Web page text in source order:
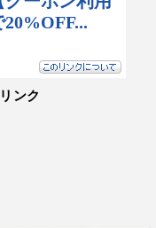
ンク